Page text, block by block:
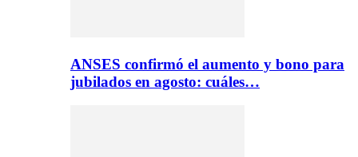
ANSES confirmó el aumento y bono para
jubilados en agosto: cuáles…